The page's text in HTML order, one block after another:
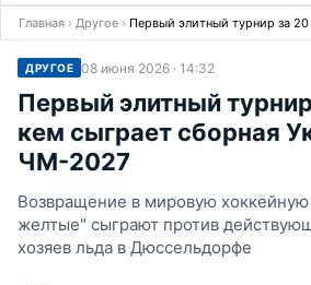
Главная › Другое › Первый элитный турнир за
ДРУГОЕ 08 июня 2026 · 14:32
Первый элитный
кем сыграет сборная
ЧМ-2027
Возвращение в мировую
желтые" сыграют против
хозяев льда в Дюссельдорфе